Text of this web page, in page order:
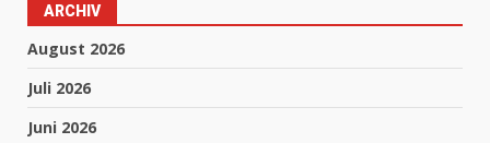
ARCHIV
August 2026
Juli 2026
Juni 2026